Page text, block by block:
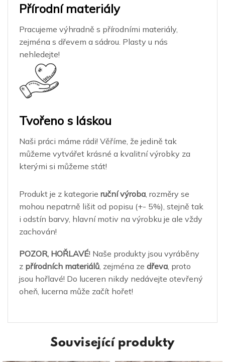
Přírodní materiály
Pracujeme výhradně s přírodními materiály,
zejména s dřevem a sádrou. Plasty u nás
nehledejte!
Tvořeno s láskou
Naši práci máme rádi! Věříme, že jedině tak
můžeme vytvářet krásné a kvalitní výrobky za
kterými si můžeme stát!
Produkt je z kategorieruční výroba , rozměry se
mohou nepatrně lišit od popisu (+- 5%), stejně tak
i odstín barvy, hlavní motiv na výrobku je ale vždy
zachován!
POZOR, HOŘLAVÉ! Naše produkty jsou vyráběny
z přírodních materiálů , zejména zedřeva , proto
jsou hořlavé! Do luceren nikdy nedávejte otevřený
oheň, lucerna může začít hořet!
Související produkty